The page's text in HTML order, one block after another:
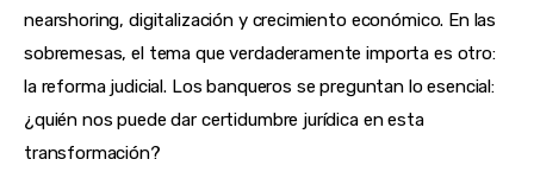
nearshoring, digitalización y crecimiento económico. En las
sobremesas, el tema que verdaderamente importa es otro:
la reforma judicial. Los banqueros se preguntan lo esencial:
¿quién nos puede dar certidumbre jurídica en esta
transformación?